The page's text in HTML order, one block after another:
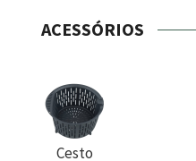
ACESSÓRIOS
Cesto